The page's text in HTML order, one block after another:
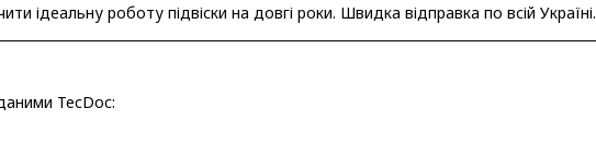
ідеальну роботу підвіски на довгі роки. Швидка відправка по всій Україні.
TecDoc: